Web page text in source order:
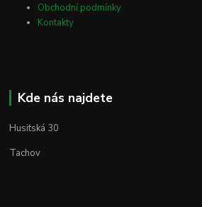
Obchodní podmínky
Kontakty
Kde nás najdete
Husitská 30
Tachov